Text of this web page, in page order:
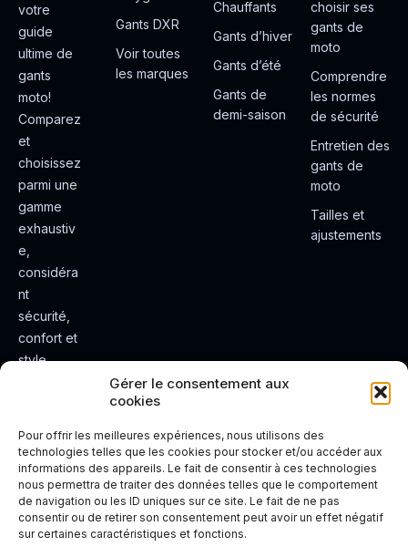
Gérer le consentement aux
cookies
Pour offrir les meilleures expériences, nous utilisons des
technologies telles que les cookies pour stocker et/ou accéder aux
informations des appareils. Le fait de consentir à ces technologies
nous permettra de traiter des données telles que le comportement
de navigation ou les ID uniques sur ce site. Le fait de ne pas
consentir ou de retirer son consentement peut avoir un effet négatif
sur certaines caractéristiques et fonctions.
votre
guide
ultime de
gants
moto!
Comparez
et
choisissez
parmi une
gamme
exhaustiv
e,
considéra
nt
sécurité,
confort et
style.
e de
conduite
plus sûre
et plus
agréable.
Gants DXR
Voir toutes
les marques
Chauffants
Gants d’hiver
Gants d’été
Gants de
demi-saison
choisir ses
gants de
moto
Comprendre
les normes
de sécurité
Entretien des
gants de
moto
Tailles et
ajustements